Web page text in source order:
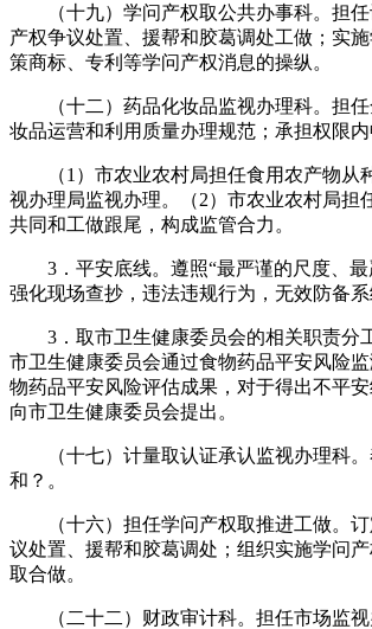
（十九）学问产权取公共办事科。担任
产权争议处置、援帮和胶葛调处工做；实
策商标、专利等学问产权消息的操纵。
（十二）药品化妆品监视办理科。担任
妆品运营和利用质量办理规范；承担权限
（1）市农业农村局担任食用农产物从种
视办理局监视办理。（2）市农业农村局担
共同和工做跟尾，构成监管合力。
3．平安底线。遵照“最严谨的尺度、最
强化现场查抄，违法违规行为，无效防备
3．取市卫生健康委员会的相关职责分工
市卫生健康委员会通过食物药品平安风险
物药品平安风险评估成果，对于得出不平
向市卫生健康委员会提出。
（十七）计量取认证承认监视办理科。
和？。
（十六）担任学问产权取推进工做。订
议处置、援帮和胶葛调处；组织实施学问
取合做。
（二十二）财政审计科。担任市场监视